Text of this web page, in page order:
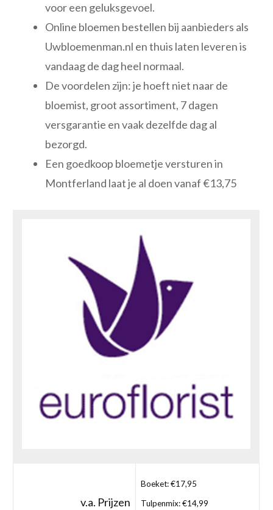
voor een geluksgevoel.
Online bloemen bestellen bij aanbieders als
Uwbloemenman.nl en thuis laten leveren is
vandaag de dag heel normaal.
De voordelen zijn: je hoeft niet naar de
bloemist, groot assortiment, 7 dagen
versgarantie en vaak dezelfde dag al
bezorgd.
Een goedkoop bloemetje versturen in
Montferland laat je al doen vanaf €13,75
v.a. Prijzen
Boeket: €17,95
Tulpenmix: €14,99